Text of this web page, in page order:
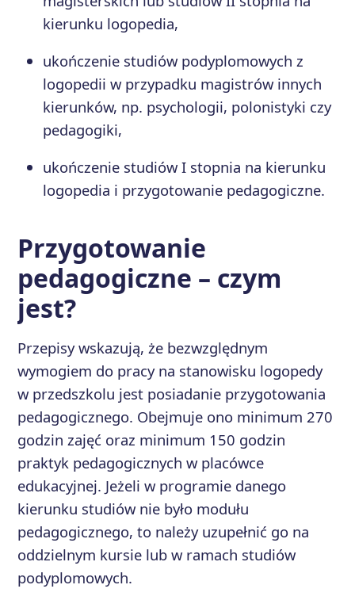
kierunku logopedia,
ukończenie studiów podyplomowych z
logopedii w przypadku magistrów innych
kierunków, np. psychologii, polonistyki czy
pedagogiki,
ukończenie studiów I stopnia na kierunku
logopedia i przygotowanie pedagogiczne.
Przygotowanie
pedagogiczne – czym
jest?
Przepisy wskazują, że bezwzględnym
wymogiem do pracy na stanowisku logopedy
w przedszkolu jest posiadanie przygotowania
pedagogicznego. Obejmuje ono minimum 270
godzin zajęć oraz minimum 150 godzin
praktyk pedagogicznych w placówce
edukacyjnej. Jeżeli w programie danego
kierunku studiów nie było modułu
pedagogicznego, to należy uzupełnić go na
oddzielnym kursie lub w ramach studiów
podyplomowych.